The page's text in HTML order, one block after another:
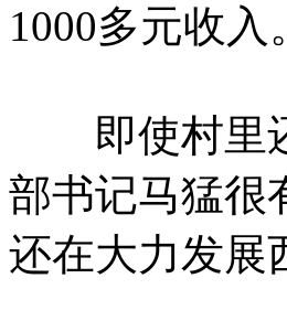
1000多元收入
即使村里还
部书记马猛很
还在大力发展